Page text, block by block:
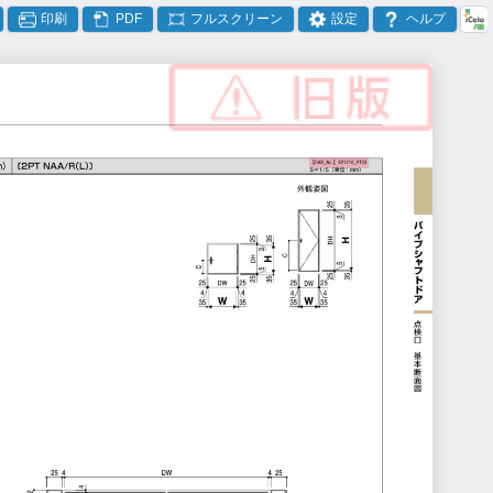
印刷 PDF フルスクリーン 設定 ヘルプ